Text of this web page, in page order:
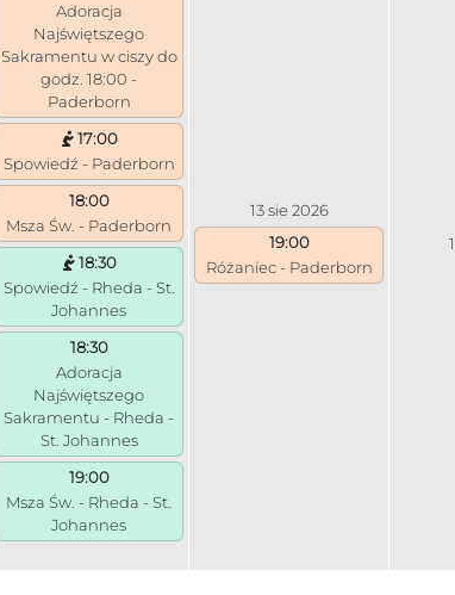
Adoracja
Najświętszego
Sakramentu w ciszy do
godz. 18:00 -
Paderborn
17:00
Spowiedź - Paderborn
18:00
Msza Św. - Paderborn
18:30
Spowiedź - Rheda - St.
Johannes
18:30
Adoracja
Najświętszego
Sakramentu - Rheda -
St. Johannes
19:00
Msza Św. - Rheda - St.
Johannes
13 sie 2026
19:00
Różaniec - Paderborn